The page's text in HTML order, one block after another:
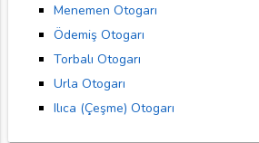
Menemen Otogarı
Ödemiş Otogarı
Torbalı Otogarı
Urla Otogarı
Ilıca (Çeşme) Otogarı